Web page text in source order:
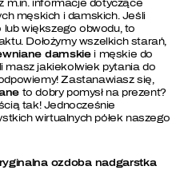
m.in. informacje dotyczące
męskich i damskich. Jeśli
większego obwodu, to
Dołożymy wszelkich starań,
damskiei męskie do
masz jakiekolwiek pytania do
Zastanawiasz się,
to dobry pomysł na prezent?
tak! Jednocześnie
wirtualnych półek naszego
ozdoba nadgarstka